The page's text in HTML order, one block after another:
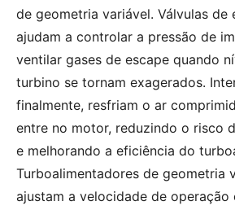
de geometria variável. Válvulas de
ajudam a controlar a pressão de
ventilar gases de escape quando
turbino se tornam exagerados.
finalmente, resfriam o ar
entre no motor, reduzindo o risco
e melhorando a eficiência do
Turboalimentadores de geometria
ajustam a velocidade de operação